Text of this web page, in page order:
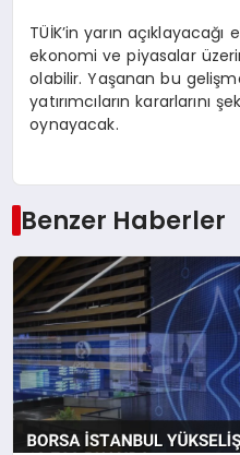
TÜİK’in yarın
ekonomi ve piyasalar
olabilir. Yaşanan bu
yatırımcıların kararlarını
oynayacak.
Benzer Haberler